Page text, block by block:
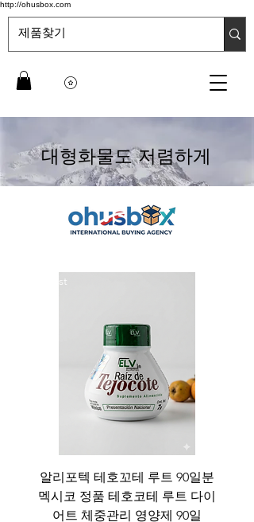
http://ohusbox.com
대형화물도 저렴하게
Best
알리포텍 테호꼬테 루트 90일분
멕시코 정품 테호코테 루트 다이
어트 체중관리 영양제 90일